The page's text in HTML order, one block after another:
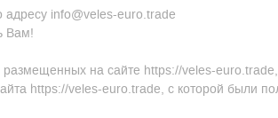
info@veles-euro.trade
Вам!
на сайте https://veles-euro.trade,
https://veles-euro.trade, с которой были